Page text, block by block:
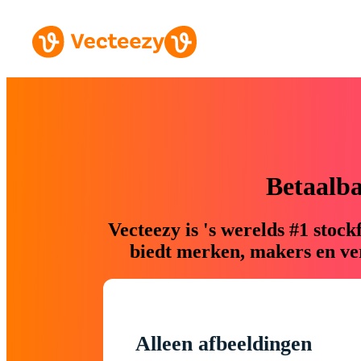
Vecteezy is 's werelds #1
biedt merken, makers en
Alleen afbeeldingen